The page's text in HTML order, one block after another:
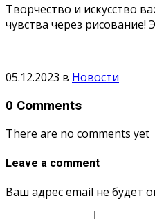
Творчество и искусство
чувства через
05.12.2023 в Новости
0 Comments
There are no comments yet
Leave a comment
Ваш адрес email не будет